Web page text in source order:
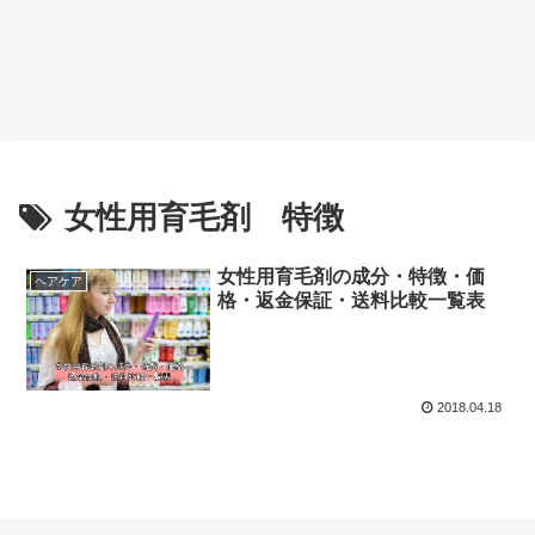
女性用育毛剤 特徴
ヘアケア
女性用育毛剤の成分・特徴・価
格・返金保証・送料比較一覧表
2018.04.18